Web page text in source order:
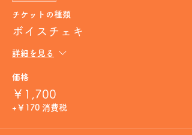
チケットの種類
ボイスチェキ
詳細を見る
価格
￥1,700
+￥170 消費税